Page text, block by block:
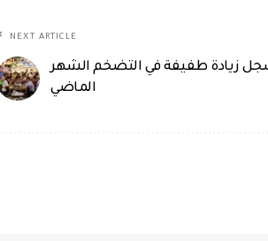
NEXT ARTICLE
زيادة طفيفة في التضخم الشهر
الماضي